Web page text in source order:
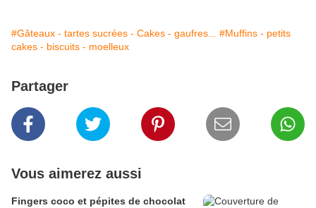
#Gâteaux - tartes sucrées - Cakes - gaufres...
#Muffins - petits
cakes - biscuits - moelleux
Partager
Vous aimerez aussi
Fingers coco et pépites de chocolat